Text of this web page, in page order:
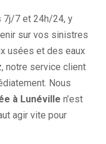
7j/7 et 24h/24, y
sur vos sinistres
usées et des eaux
notre service client
Nous
à Lunévillen’est
agir vite pour